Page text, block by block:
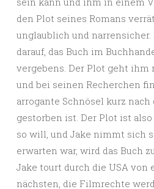
den Plot seines Romans
unglaublich und
darauf, das Buch im
vergebens. Der Plot geht ihm
und bei seinen Recherchen
arrogante Schnösel kurz nach
gestorben ist. Der Plot ist
so will, und Jake nimmt sich
erwarten war, wird das Buch
Jake tourt durch die USA von
nächsten, die Filmrechte